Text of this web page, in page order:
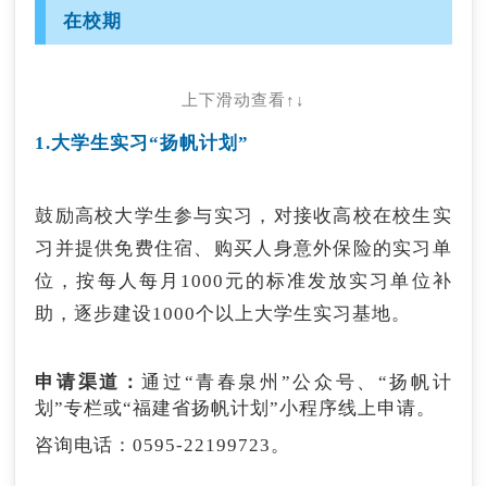
在校期
上下滑动查看↑↓
1.大学生实习“扬帆计划”
鼓励高校大学生参与实习，对接收高校在校生实
习并提供免费住宿、购买人身意外保险的实习单
位，按每人每月1000元的标准发放实习单位补
助，逐步建设1000个以上大学生实习基地。
申请渠道：通过“青春泉州”公众号、“扬帆计
划”专栏或“福建省扬帆计划”小程序线上申请。
咨询电话：0595-22199723。